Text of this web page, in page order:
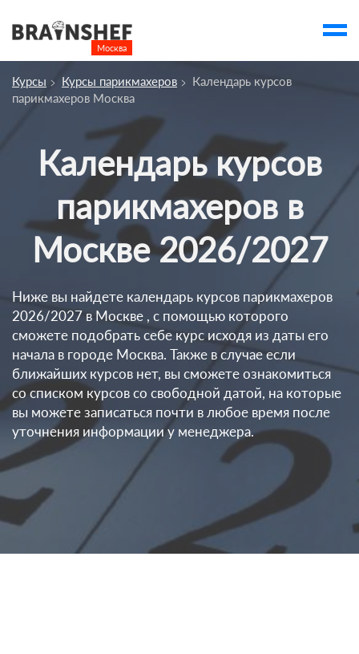
Москва
Посмотреть по России
Выбор компании
Курсы Москвы
Компании
Профессии
Ивенты
Люди
account_box
Курсы Курсы парикмахеров
Календарь курсов
парикмахеров Москва
Календарь курсов
парикмахеров в
Москве 2026/2027
Ниже вы найдете календарь курсов парикмахеров
2026/2027 в Москве , с помощью которого
сможете подобрать себе курс исходя из даты его
начала в городе Москва. Также в случае если
ближайших курсов нет, вы сможете ознакомиться
со списком курсов со свободной датой, на которые
вы можете записаться почти в любое время после
уточнения информации у менеджера.